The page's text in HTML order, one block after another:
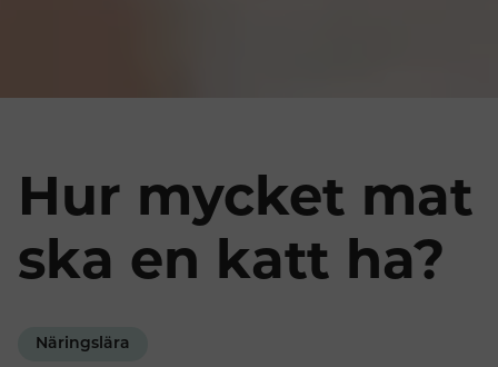
Hur mycket mat
ska en katt ha?
Näringslära